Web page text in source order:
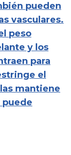
pueden
vasculares.
peso
y los
para
el
mantiene
puede